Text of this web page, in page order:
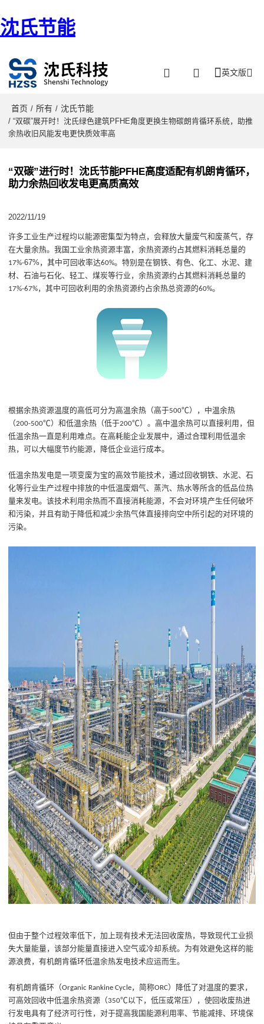
沈氏节能
英文版
首页 / 所有 / 沈氏节能
/ “双碳”展开时！沈氏绿色建筑PFHE角度更换生物碳朗肯循环系统，助推
余热收旧风能发电更快质效率高
“双碳”进行时！沈氏节能PFHE高度适配有机朗肯循环，
助力余热回收发电更高质高效
2022/11/19
许多工业生产过程均以能源密集型为特点，会释放大量废气和废蒸气，存
在大量余热。我国工业余热资源丰富，余热资源约占其燃料消耗总量的
17%-67% ，其中可回收率达60%。特别是在钢铁、有色、化工、水泥、建
材、石油与石化、轻工、煤炭等行业，余热资源约占其燃料消耗总量的
17%-67%，其中可回收利用的余热资源约占余热总资源的60%。
根据余热资源温度的高低可分为高温余热（高于500℃），中温余热
（200-500℃）和低温余热（低于200℃）。 高中温余热可以直接利用，但
低温余热一直是利用难点。在高耗能企业发展中，通过合理利用低温余
热，可以大幅度节约能源，降低企业运行成本。
低温余热发电是一项变废为宝的高效节能技术，通过回收钢铁、水泥、石
化等行业生产过程中排放的中低温废烟气、蒸汽、热水等所含的低品位热
量来发电。该技术利用余热而不直接消耗能源，不会对环境产生任何破坏
和污染，并且有助于降低和减少余热气体直接排向空中所引起的对环境的
污染。
但由于整个过程效率低下，加上现有技术无法回收废热，导致现代工业损
失大量能量，该部分能量直接进入空气或冷却系统。为有效避免这样的能
源浪费，有机朗肯循环低温余热发电技术应运而生。
有机朗肯循环 （Organic Rankine Cycle，简称ORC）
降低了对温度的要求，
可高效回收中低温余热资源（350℃以下，低压或常压），使回收废热进
行发电具有了经济可行性 ， 对于提高我国能源利用率、节能减排、环境保